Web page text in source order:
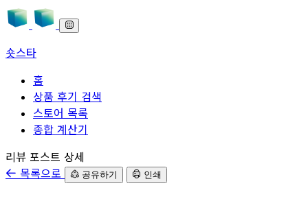
숏스타
홈
상품 후기 검색
스토어 목록
종합 계산기
본문으로 바로가기
리뷰 포스트 상세
목록으로
공유하기 인쇄